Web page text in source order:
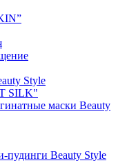
Style
SILK"
маски Beauty
пудинги Beauty Style